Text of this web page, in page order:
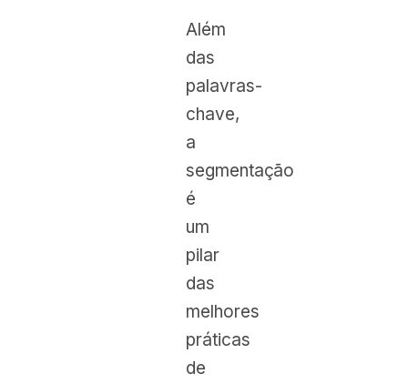
Além
das
palavras-
chave,
a
segmentação
é
um
pilar
das
melhores
práticas
de